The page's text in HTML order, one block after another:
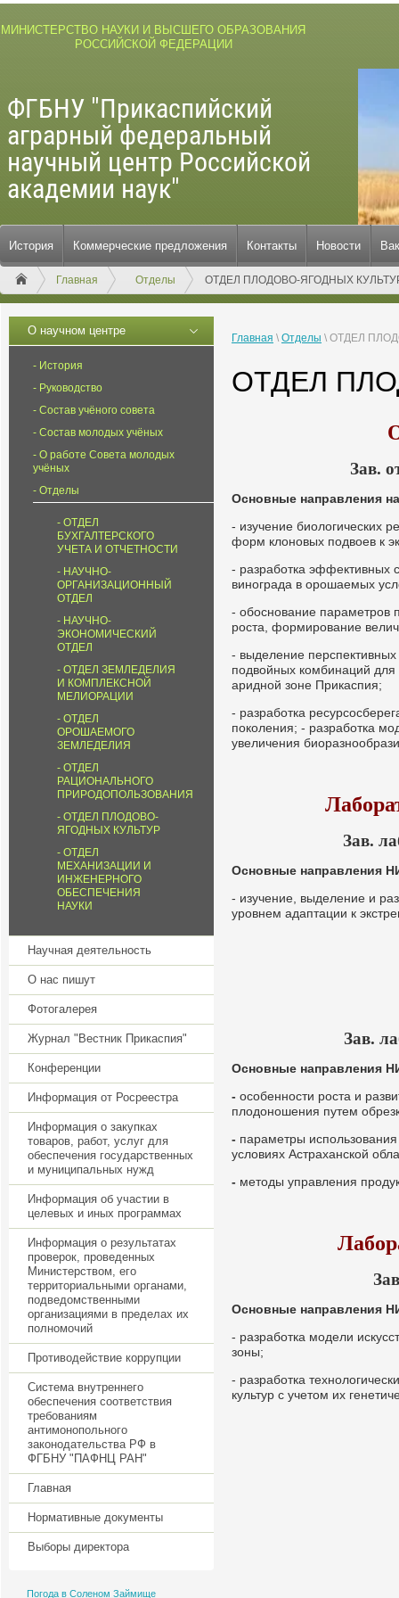
МИНИСТЕРСТВО НАУКИ И ВЫСШЕГО ОБРАЗОВАНИЯ
РОССИЙСКОЙ ФЕДЕРАЦИИ
ФГБНУ "Прикаспийский
аграрный федеральный
научный центр Российской
академии наук"
История Коммерческие предложения Контакты Новости
Главная Отделы ОТДЕЛ ПЛОДОВО-ЯГОДНЫХ
Главная \ Отделы \ ОТДЕЛ
ОТДЕЛ
Зав.
Основные направления
- изучение биологических
форм клоновых подвоев к
- разработка эффективных
винограда в орошаемых
- обоснование параметров
роста, формирование
- выделение перспективных
подвойных комбинаций для
аридной зоне Прикаспия;
- разработка
поколения; - разработка
увеличения
Зав.
Основные направления
- изучение, выделение и
уровнем адаптации к
Зав.
Основные направления
- особенности роста и
плодоношения путем
- параметры
условиях Астраханской
- методы управления
Основные направления
- разработка модели
зоны;
- разработка
культур с учетом их
О научном центре
История
Руководство
Состав учёного совета
Состав молодых учёных
О работе Совета молодых
учёных
Отделы
ОТДЕЛ
БУХГАЛТЕРСКОГО
УЧЕТА И ОТЧЕТНОСТИ
НАУЧНО-
ОРГАНИЗАЦИОННЫЙ
ОТДЕЛ
НАУЧНО-
ЭКОНОМИЧЕСКИЙ
ОТДЕЛ
ОТДЕЛ ЗЕМЛЕДЕЛИЯ
И КОМПЛЕКСНОЙ
МЕЛИОРАЦИИ
ОТДЕЛ
ОРОШАЕМОГО
ЗЕМЛЕДЕЛИЯ
ОТДЕЛ
РАЦИОНАЛЬНОГО
ПРИРОДОПОЛЬЗОВАНИЯ
ОТДЕЛ ПЛОДОВО-
ЯГОДНЫХ КУЛЬТУР
ОТДЕЛ
МЕХАНИЗАЦИИ И
ИНЖЕНЕРНОГО
ОБЕСПЕЧЕНИЯ
НАУКИ
Научная деятельность
О нас пишут
Фотогалерея
Журнал "Вестник Прикаспия"
Конференции
Информация от Росреестра
Информация о закупках
товаров, работ, услуг для
обеспечения государственных
и муниципальных нужд
Информация об участии в
целевых и иных программах
Информация о результатах
проверок, проведенных
Министерством, его
территориальными органами,
подведомственными
организациями в пределах их
полномочий
Противодействие коррупции
Система внутреннего
обеспечения соответствия
требованиям
антимонопольного
законодательства РФ в
ФГБНУ "ПАФНЦ РАН"
Главная
Нормативные документы
Выборы директора
Погода в Соленом Займище